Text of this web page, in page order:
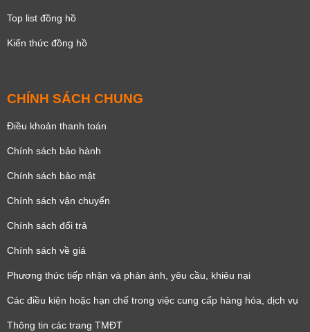
Top list đồng hồ
Kiến thức đồng hồ
CHÍNH SÁCH CHUNG
Điều khoản thanh toán
Chính sách bảo hành
Chính sách bảo mật
Chính sách vận chuyển
Chính sách đổi trả
Chính sách về giá
Phương thức tiếp nhận và phản ánh, yêu cầu, khiêu nại
Các điều kiện hoặc hạn chế trong việc cung cấp hàng hóa, dịch vụ
Thông tin các trang TMĐT